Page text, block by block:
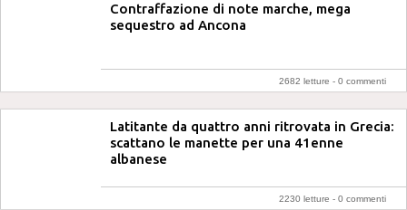
Contraffazione di note marche, mega
sequestro ad Ancona
2682 letture - 0 commenti
Latitante da quattro anni ritrovata in Grecia:
scattano le manette per una 41enne
albanese
2230 letture - 0 commenti